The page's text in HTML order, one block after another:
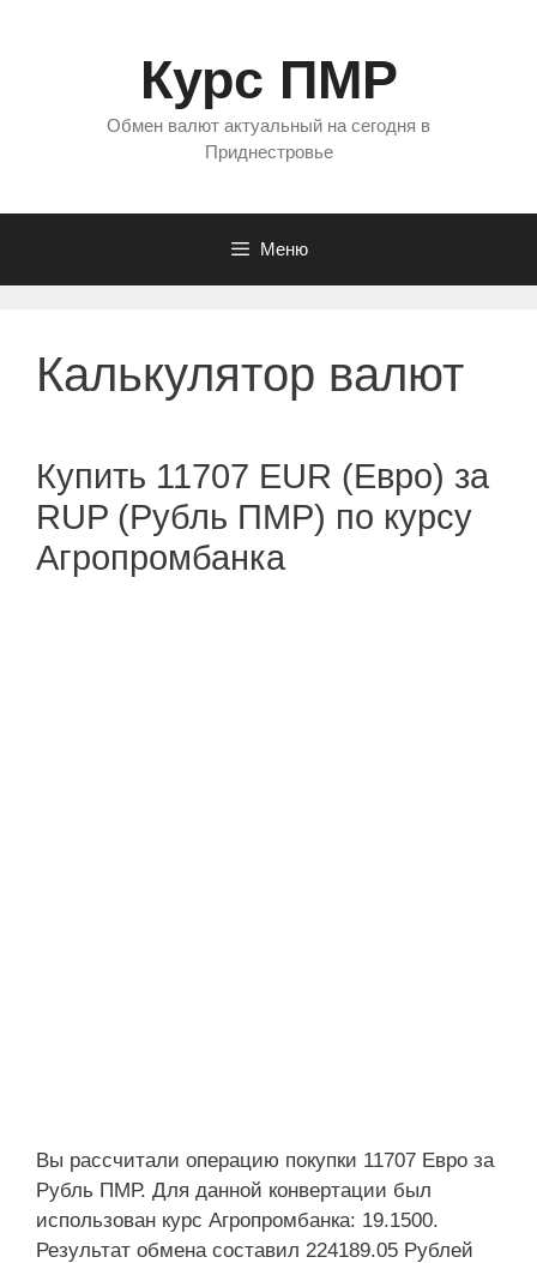
Курс ПМР
Обмен валют актуальный на сегодня в
Приднестровье
Меню
Калькулятор валют
Купить 11707 EUR (Евро) за
RUP (Рубль ПМР) по курсу
Агропромбанка
Вы рассчитали операцию покупки 11707 Евро за
Рубль ПМР. Для данной конвертации был
использован курс Агропромбанка: 19.1500.
Результат обмена составил 224189.05 Рублей